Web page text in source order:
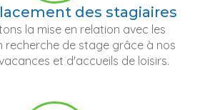
des stagiaires
la mise en relation avec les
recherche de stage grâce à nos
et d'accueils de loisirs.